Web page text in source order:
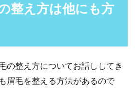
整え方は他にも方
の整え方についてお話ししてき
眉毛を整える方法があるので